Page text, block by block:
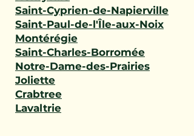
Saint-Cyprien-de-Napierville
Saint-Paul-de-l'Île-aux-Noix
Montérégie
Saint-Charles-Borromée
Notre-Dame-des-Prairies
Joliette
Crabtree
Lavaltrie